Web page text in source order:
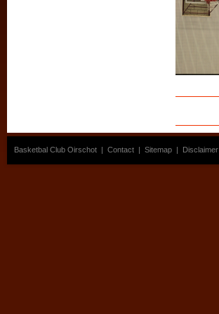
Basketbal Club Oirschot | Contact | Sitemap | Disclaimer